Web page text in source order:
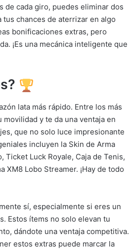
de cada giro, puedes eliminar dos
chances de aterrizar en algo
bonificaciones extras, pero
¡Es una mecánica inteligente que
lata más rápido. Entre los más
y te da una ventaja en
que no solo luce impresionante
incluyen la Skin de Arma
Ticket Luck Royale, Caja de Tenis,
XM8 Lobo Streamer. ¡Hay de todo
sí, especialmente si eres un
Estos ítems no solo elevan tu
dándote una ventaja competitiva.
estos extras puede marcar la